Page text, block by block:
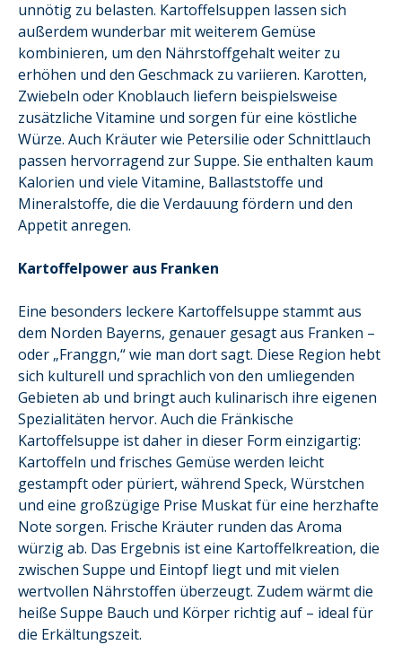
unnötig zu belasten. Kartoffelsuppen lassen sich
außerdem wunderbar mit weiterem Gemüse
kombinieren, um den Nährstoffgehalt weiter zu
erhöhen und den Geschmack zu variieren. Karotten,
Zwiebeln oder Knoblauch liefern beispielsweise
zusätzliche Vitamine und sorgen für eine köstliche
Würze. Auch Kräuter wie Petersilie oder Schnittlauch
passen hervorragend zur Suppe. Sie enthalten kaum
Kalorien und viele Vitamine, Ballaststoffe und
Mineralstoffe, die die Verdauung fördern und den
Appetit anregen.
Kartoffelpower aus Franken
Eine besonders leckere Kartoffelsuppe stammt aus
dem Norden Bayerns, genauer gesagt aus Franken –
oder „Franggn,“ wie man dort sagt. Diese Region hebt
sich kulturell und sprachlich von den umliegenden
Gebieten ab und bringt auch kulinarisch ihre eigenen
Spezialitäten hervor. Auch die Fränkische
Kartoffelsuppe ist daher in dieser Form einzigartig:
Kartoffeln und frisches Gemüse werden leicht
gestampft oder püriert, während Speck, Würstchen
und eine großzügige Prise Muskat für eine herzhafte
Note sorgen. Frische Kräuter runden das Aroma
würzig ab. Das Ergebnis ist eine Kartoffelkreation, die
zwischen Suppe und Eintopf liegt und mit vielen
wertvollen Nährstoffen überzeugt. Zudem wärmt die
heiße Suppe Bauch und Körper richtig auf – ideal für
die Erkältungszeit.